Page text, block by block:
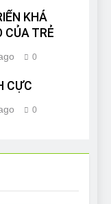
KHẢ
CỦA TRẺ
0
CỰC
0